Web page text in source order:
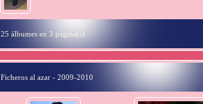
25 álbumes en 3 página(s)
Ficheros al azar - 2009-2010